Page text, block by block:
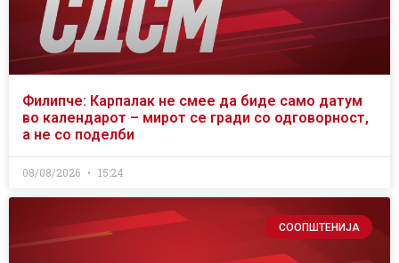
Филипче: Карпалак не смее да биде само датум
во календарот – мирот се гради со одговорност,
а не со поделби
08/08/2026 15:24
СООПШТЕНИЈА